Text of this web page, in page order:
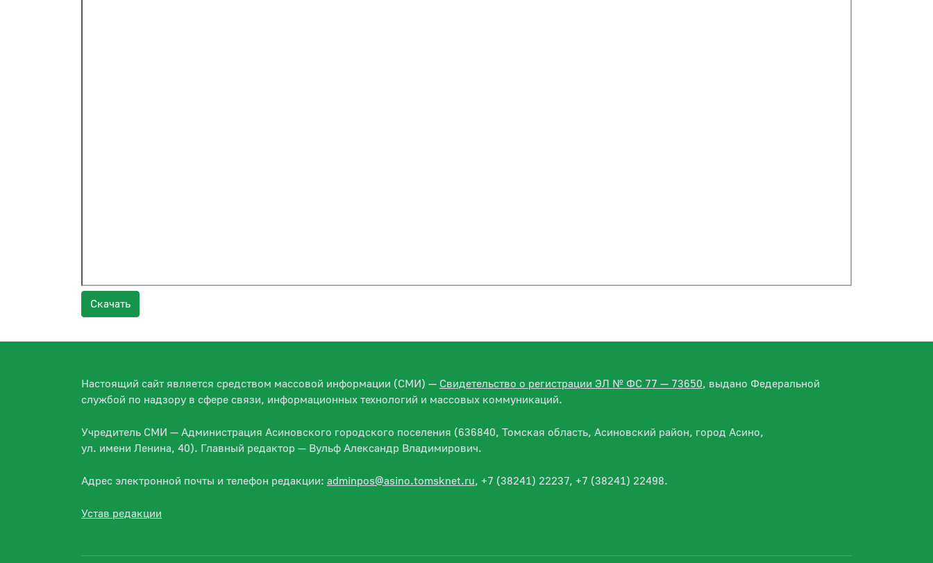
Скачать
Настоящий сайт является средством массовой информации (СМИ) — Свидетельство о регистрации ЭЛ № ФС 77 — 73650, выдано Федеральной
службой по надзору в сфере связи, информационных технологий и массовых коммуникаций.
Учредитель СМИ — Администрация Асиновского городского поселения (636840, Томская область, Асиновский район, город Асино,
ул. имени Ленина, 40). Главный редактор — Вульф Александр Владимирович.
Адрес электронной почты и телефон редакции: adminpos@asino.tomsknet.ru, +7 (38241) 22237, +7 (38241) 22498.
Устав редакции